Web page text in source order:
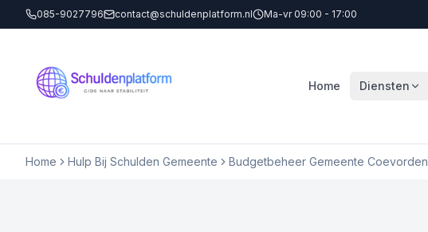
085-9027796 contact@schuldenplatform.nl Ma-vr 09:00 - 17:00
Home Diensten
Home Hulp Bij Schulden Gemeente Budgetbeheer Gemeente Coevorden